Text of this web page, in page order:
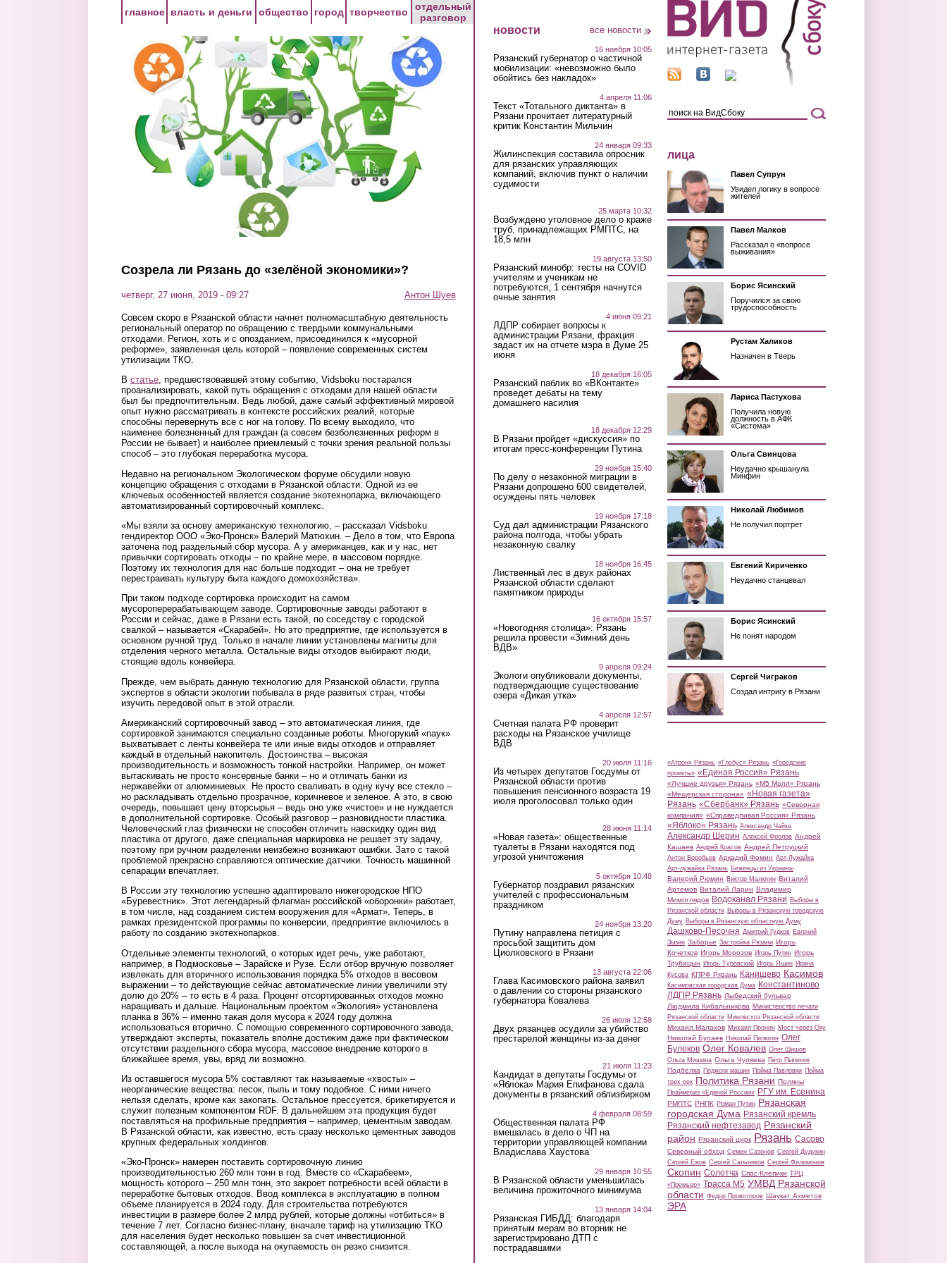
главное власть и деньги общество город творчество
отдельный
разговор
Созрела ли Рязань до «зелёной экономики»?
четверг, 27 июня, 2019 - 09:27 Антон Шуев
Совсем скоро в Рязанской области начнет полномасштабную деятельность
региональный оператор по обращению с твердыми коммунальными
отходами. Регион, хоть и с опозданием, присоединился к «мусорной
реформе», заявленная цель которой – появление современных систем
утилизации ТКО.
В статье, предшествовавшей этому событию, Vidsboku постарался
проанализировать, какой путь обращения с отходами для нашей области
был бы предпочтительным. Ведь любой, даже самый эффективный мировой
опыт нужно рассматривать в контексте российских реалий, которые
способны перевернуть все с ног на голову. По всему выходило, что
наименее болезненный для граждан (а совсем безболезненных реформ в
России не бывает) и наиболее приемлемый с точки зрения реальной пользы
способ – это глубокая переработка мусора.
Недавно на региональном Экологическом форуме обсудили новую
концепцию обращения с отходами в Рязанской области. Одной из ее
ключевых особенностей является создание экотехнопарка, включающего
автоматизированный сортировочный комплекс.
«Мы взяли за основу американскую технологию, – рассказал Vidsboku
гендиректор ООО «Эко-Пронск» Валерий Матюхин. – Дело в том, что Европа
заточена под раздельный сбор мусора. А у американцев, как и у нас, нет
привычки сортировать отходы – по крайне мере, в массовом порядке.
Поэтому их технология для нас больше подходит – она не требует
перестраивать культуру быта каждого домохозяйства».
При таком подходе сортировка происходит на самом
мусороперерабатывающем заводе. Сортировочные заводы работают в
России и сейчас, даже в Рязани есть такой, по соседству с городской
свалкой – называется «Скарабей». Но это предприятие, где используется в
основном ручной труд. Только в начале линии установлены магниты для
отделения черного металла. Остальные виды отходов выбирают люди,
стоящие вдоль конвейера.
Прежде, чем выбрать данную технологию для Рязанской области, группа
экспертов в области экологии побывала в ряде развитых стран, чтобы
изучить передовой опыт в этой отрасли.
Американский сортировочный завод – это автоматическая линия, где
сортировкой занимаются специально созданные роботы. Многорукий «паук»
выхватывает с ленты конвейера те или иные виды отходов и отправляет
каждый в отдельный накопитель. Достоинства – высокая
производительность и возможность тонкой настройки. Например, он может
вытаскивать не просто консервные банки – но и отличать банки из
нержавейки от алюминиевых. Не просто сваливать в одну кучу все стекло –
но раскладывать отдельно прозрачное, коричневое и зеленое. А это, в свою
очередь, повышает цену вторсырья – ведь оно уже «чистое» и не нуждается
в дополнительной сортировке. Особый разговор – разновидности пластика.
Человеческий глаз физически не способен отличить навскидку один вид
пластика от другого, даже специальная маркировка не решает эту задачу,
поэтому при ручном разделении неизбежно возникают ошибки. Зато с такой
проблемой прекрасно справляются оптические датчики. Точность машинной
сепарации впечатляет.
В России эту технологию успешно адаптировало нижегородское НПО
«Буревестник». Этот легендарный флагман российской «оборонки» работает,
в том числе, над созданием систем вооружения для «Армат». Теперь, в
рамках президентской программы по конверсии, предприятие включилось в
работу по созданию экотехнопарков.
Отдельные элементы технологий, о которых идет речь, уже работают,
например, в Подмосковье – Зарайске и Рузе. Если отбор вручную позволяет
извлекать для вторичного использования порядка 5% отходов в весовом
выражении – то действующие сейчас автоматические линии увеличили эту
долю до 20% – то есть в 4 раза. Процент отсортированных отходов можно
наращивать и дальше. Национальным проектом «Экология» установлена
планка в 36% – именно такая доля мусора к 2024 году должна
использоваться вторично. С помощью современного сортировочного завода,
утверждают эксперты, показатель вполне достижим даже при фактическом
отсутствии раздельного сбора мусора, массовое внедрение которого в
ближайшее время, увы, вряд ли возможно.
Из оставшегося мусора 5% составляют так называемые «хвосты» –
неорганические вещества: песок, пыль и тому подобное. С ними ничего
нельзя сделать, кроме как закопать. Остальное прессуется, брикетируется и
служит полезным компонентом RDF. В дальнейшем эта продукция будет
поставляться на профильные предприятия – например, цементным заводам.
В Рязанской области, как известно, есть сразу несколько цементных заводов
крупных федеральных холдингов.
«Эко-Пронск» намерен поставить сортировочную линию
производительностью 260 млн тонн в год. Вместе со «Скарабеем»,
мощность которого – 250 млн тонн, это закроет потребности всей области в
переработке бытовых отходов. Ввод комплекса в эксплуатацию в полном
объеме планируется в 2024 году. Для строительства потребуются
инвестиции в размере более 2 млрд рублей, которые должны «отбиться» в
течение 7 лет. Согласно бизнес-плану, вначале тариф на утилизацию ТКО
для населения будет несколько повышен за счет инвестиционной
составляющей, а после выхода на окупаемость он резко снизится.
новости все новости
16 ноября 10:05
Рязанский губернатор о частичной
мобилизации: «невозможно было
обойтись без накладок»
4 апреля 11:06
Текст «Тотального диктанта» в
Рязани прочитает литературный
критик Константин Мильчин
24 января 09:33
Жилинспекция составила опросник
для рязанских управляющих
компаний, включив пункт о наличии
судимости
25 марта 10:32
Возбуждено уголовное дело о краже
труб, принадлежащих РМПТС, на
18,5 млн
19 августа 13:50
Рязанский минобр: тесты на COVID
учителям и ученикам не
потребуются, 1 сентября начнутся
очные занятия
4 июня 09:21
ЛДПР собирает вопросы к
администрации Рязани, фракция
задаст их на отчете мэра в Думе 25
июня
18 декабря 16:05
Рязанский паблик во «ВКонтакте»
проведет дебаты на тему
домашнего насилия
18 декабря 12:29
В Рязани пройдет «дискуссия» по
итогам пресс-конференции Путина
29 ноября 15:40
По делу о незаконной миграции в
Рязани допрошено 600 свидетелей,
осуждены пять человек
19 ноября 17:18
Суд дал администрации Рязанского
района полгода, чтобы убрать
незаконную свалку
18 ноября 16:45
Лиственный лес в двух районах
Рязанской области сделают
памятником природы
16 октября 15:57
«Новогодняя столица»: Рязань
решила провести «Зимний день
ВДВ»
9 апреля 09:24
Экологи опубликовали документы,
подтверждающие существование
озера «Дикая утка»
4 апреля 12:57
Счетная палата РФ проверит
расходы на Рязанское училище
ВДВ
20 июля 11:16
Из четырех депутатов Госдумы от
Рязанской области против
повышения пенсионного возраста 19
июля проголосовал только один
28 июня 11:14
«Новая газета»: общественные
туалеты в Рязани находятся под
угрозой уничтожения
5 октября 10:48
Губернатор поздравил рязанских
учителей с профессиональным
праздником
24 ноября 13:20
Путину направлена петиция с
просьбой защитить дом
Циолковского в Рязани
13 августа 22:06
Глава Касимовского района заявил
о давлении со стороны рязанского
губернатора Ковалева
26 июля 12:58
Двух рязанцев осудили за убийство
престарелой женщины из-за денег
21 июля 11:23
Кандидат в депутаты Госдумы от
«Яблока» Мария Епифанова сдала
документы в рязанский облизбирком
4 февраля 08:59
Общественная палата РФ
вмешалась в дело о ЧП на
территории управляющей компании
Владислава Хаустова
29 января 10:55
В Рязанской области уменьшилась
величина прожиточного минимума
13 января 14:04
Рязанская ГИБДД: благодаря
принятым мерам во вторник не
зарегистрировано ДТП с
пострадавшими
лица
Павел Супрун
Увидел логику в вопросе
жителей
Павел Малков
Рассказал о «вопросе
выживания»
Борис Ясинский
Поручился за свою
трудоспособность
Рустам Халиков
Назначен в Тверь
Лариса Пастухова
Получила новую
должность в АФК
«Система»
Ольга Свинцова
Неудачно крышанула
Минфин
Николай Любимов
Не получил портрет
Евгений Кириченко
Неудачно станцевал
Борис Ясинский
Не понят народом
Сергей Чиграков
Создал интригу в Рязани
«Атрон» Рязань «Глобус» Рязань «Городские
проекты» «Единая Россия» Рязань
«Лучшие друзья» Рязань «М5 Молл» Рязань
«Мещерская сторона» «Новая газета»
Рязань «Сбербанк» Рязань «Северная
компания» «Справедливая Россия» Рязань
«Яблоко» Рязань Александр Чайка
Александр Шерин Алексей Фролов Андрей
Кашаев Андрей Красов Андрей Петруцкий
Антон Воробьев Аркадий Фомин Арт-Лужайка
Арт-лужайка Рязань Беженцы из Украины
Валерий Рюмин Виктор Малюгин Виталий
Артемов Виталий Ларин Владимир
Мимоглядов Водоканал Рязани Выборы в
Рязанской области Выборы в Рязанскую городскую
Думу Выборы в Рязанскую областную Думу
Дашково-Песочня Дмитрий Гудков Евгений
Зызин Заборье Застройка Рязани Игорь
Кочетков Игорь Морозов Игорь Путин Игорь
Трубицын Игорь Туровский Игорь Яшин Ирина
Кусова КПРФ Рязань Канищево Касимов
Касимовская городская Дума Константиново
ЛДПР Рязань Лыбедский бульвар
Людмила Кибальникова Министерство печати
Рязанской области Минлесхоз Рязанской области
Михаил Малахов Михаил Пронин Мост через Оку
Николай Булаев Николай Пилюгин Олег
Булеков Олег Ковалев Олег Шишов
Ольга Мишина Ольга Чуляева Петр Пыленок
Подбелка Поджоги машин Пойма Павловки Пойма
трех рек Политика Рязани Поляны
Праймериз «Единой России» РГУ им. Есенина
РМПТС РНПК Роман Путин Рязанская
городская Дума Рязанский кремль
Рязанский нефтезавод Рязанский
район Рязанский цирк Рязань Сасово
Северный обход Семен Сазонов Сергей Дудукин
Сергей Ежов Сергей Сальников Сергей Филимонов
Скопин Солотча Спас-Клепики ТРЦ
«Премьер» Трасса М5 УМВД Рязанской
области Федор Провоторов Шаукат Ахметов
ЭРА